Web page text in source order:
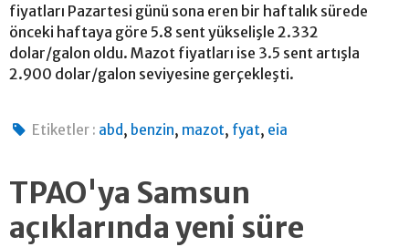
fiyatları Pazartesi günü sona eren bir haftalık sürede
önceki haftaya göre 5.8 sent yükselişle 2.332
dolar/galon oldu. Mazot fiyatları ise 3.5 sent artışla
2.900 dolar/galon seviyesine gerçekleşti.
Etiketler : abd, benzin, mazot, fyat, eia
TPAO'ya Samsun
açıklarında yeni süre